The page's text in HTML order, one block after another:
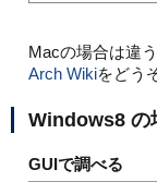
Macの場合は違
Arch Wikiをどう
Windows8 の
GUIで調べる